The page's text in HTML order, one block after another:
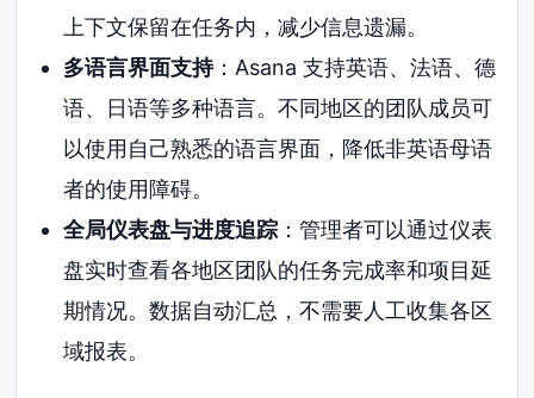
上下文保留在任务内，减少信息遗漏。
多语言界面支持：Asana 支持英语、法语、德
语、日语等多种语言。不同地区的团队成员可
以使用自己熟悉的语言界面，降低非英语母语
者的使用障碍。
全局仪表盘与进度追踪：管理者可以通过仪表
盘实时查看各地区团队的任务完成率和项目延
期情况。数据自动汇总，不需要人工收集各区
域报表。